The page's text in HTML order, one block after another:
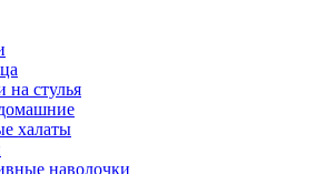
стулья
халаты
наволочки